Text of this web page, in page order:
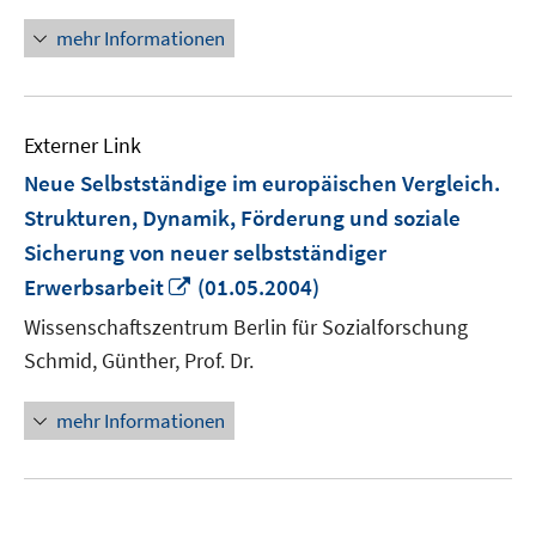
mehr Informationen
Externer Link
Neue Selbstständige im europäischen Vergleich.
Strukturen, Dynamik, Förderung und soziale
Sicherung von neuer selbstständiger
Erwerbsarbeit
In
Fenster
öffnen
(01.05.2004)
Wissenschaftszentrum Berlin für Sozialforschung
Schmid, Günther, Prof. Dr.
mehr Informationen